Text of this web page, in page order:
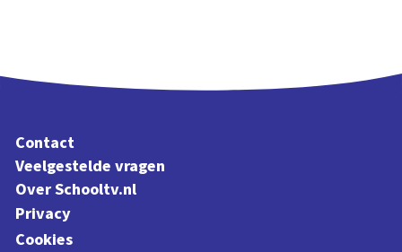
Contact
Veelgestelde vragen
Over Schooltv.nl
Privacy
Cookies